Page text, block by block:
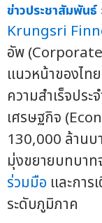
ข่าวประชาสัมพันธ์
Krungsri
อัพ
แนวหน้าของไท
ความสำเร็จปร
เศรษฐกิจ
130,000 ล้าน
มุ่งขยายบทบาท
ร่วมมือ และการ
ระดับภูมิภาค